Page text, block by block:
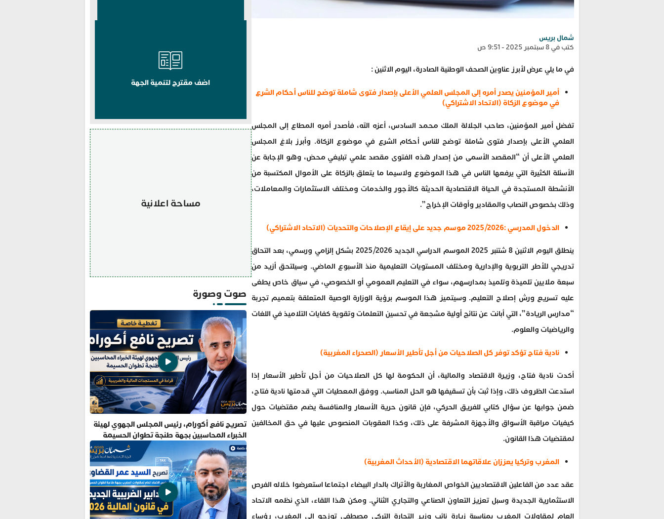
شمال بريس
كتب في 8 سبتمبر 2025 - 9:51 ص
في ما يلي عرض لأبرز عناوين الصحف الوطنية الصادرة، اليوم الاثنين :
أمير المؤمنين يصدر أمره إلى المجلس العلمي الأعلى بإصدار فتوى شاملة توضح للناس أحكام الشرع
في موضوع الزكاة (الاتحاد الاشتراكي)
تفضل أمير المؤمنين، صاحب الجلالة الملك محمد السادس، أعزه الله، فأصدر أمره المطاع إلى المجلس
العلمي الأعلى بإصدار فتوى شاملة توضح للناس أحكام الشرع في موضوع الزكاة. وأبرز بلاغ المجلس
العلمي الأعلى أن “المقصد الأسمى من إصدار هذه الفتوى مقصد علمي تبليغي محض، وهو الإجابة عن
الأسئلة الكثيرة التي يرفعها الناس في هذا الموضوع ولاسيما ما يتعلق بالزكاة على الأموال المكتسبة من
الأنشطة المستجدة في الحياة الاقتصادية الحديثة كالأجور والخدمات ومختلف الاستثمارات والمعاملات،
وذلك بخصوص النصاب والمقادير وأوقات الإخراج”.
الدخول المدرسي :2025/2026 موسم جديد على إيقاع الإصلاحات والتحديات (الاتحاد الاشتراكي)
ينطلق اليوم الاثنين 8 شتنبر 2025 الموسم الدراسي الجديد 2025/2026 بشكل إلزامي ورسمي، بعد التحاق
تدريجي للأطر التربوية والإدارية ومختلف المستويات التعليمية منذ الأسبوع الماضي. وسيلتحق أزيد من
سبعة ملايين تلميذة وتلميذ بمدارسهم، سواء في التعليم العمومي أو الخصوصي، في سياق خاص يطغى
عليه تسريع ورش إصلاح التعليم. وسيتميز هذا الموسم برؤية الوزارة الوصية المتعلقة بتعميم تجربة
“مدارس الريادة”، التي أبانت عن نتائج أولية مشجعة في تحسين التعلمات وتقوية كفايات التلاميذ في اللغات
والرياضيات والعلوم.
نادية فتاح تؤكد توفر كل الصلاحيات من أجل تأطير الأسعار (الصحراء المغربية)
أكدت نادية فتاح، وزيرة الاقتصاد والمالية، أن الحكومة لها كل الصلاحيات من أجل تأطير الأسعار إذا
استدعت الظروف ذلك، وإذا ثبت بأن تسقيفها هو الحل المناسب. ووفق المعطيات التي قدمتها نادية فتاح،
ضمن جوابها عن سؤال كتابي للفريق الحركي، فإن قانون حرية الأسعار والمنافسة يضم مقتضيات حول
كيفيات مراقبة الأسواق والأجهزة المشرفة على ذلك، وكذا العقوبات المنصوص عليها في حق المخالفين
لمقتضيات هذا القانون.
المغرب وتركيا يعززان علاقاتهما الاقتصادية (الأحداث المغربية)
عقد عدد من الفاعلين الاقتصاديين الخواص المغاربة والأتراك بالدار البيضاء اجتماعا استعرضوا خلاله الفرص
الاستثمارية الجديدة وسبل تعزيز التعاون الصناعي والتجاري الثنائي. ومكن هذا اللقاء، الذي نظمه الاتحاد
العام لمقاولات المغرب بمناسبة زيارة نائب وزير التجارة التركي مصطفى توزجو إلى المغرب، رؤساء
اضف مقترح لتنمية الجهة
مساحة اعلانية
صوت وصورة
تصريح نافع أكورام، رئيس المجلس الجهوي لهيئة
الخبراء المحاسبين بجهة طنجة تطوان الحسيمة